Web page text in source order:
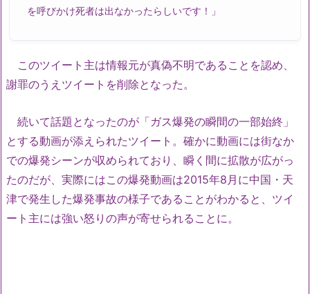
を呼びかけ死者は出なかったらしいです！」
このツイート主は情報元が真偽不明であることを認め、
謝罪のうえツイートを削除となった。
続いて話題となったのが「ガス爆発の瞬間の一部始終」
とする動画が添えられたツイート。確かに動画には街なか
での爆発シーンが収められており、瞬く間に拡散が広がっ
たのだが、実際にはこの爆発動画は2015年8月に中国・天
津で発生した爆発事故の様子であることがわかると、ツイ
ート主には強い怒りの声が寄せられることに。